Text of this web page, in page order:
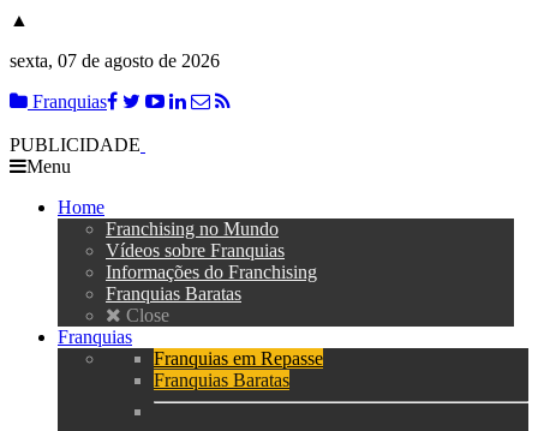
▲
sexta, 07 de agosto de 2026
Franquias
PUBLICIDADE
Menu
Home
Franchising no Mundo
Vídeos sobre Franquias
Informações do Franchising
Franquias Baratas
Close
Franquias
Franquias em Repasse
Franquias Baratas